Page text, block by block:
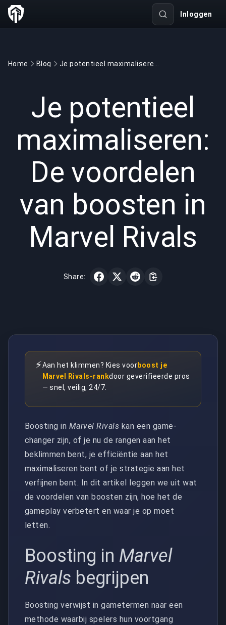
Inloggen
Home Blog
Je potentieel
maximaliseren:
De voordelen
van boosten in
Marvel Rivals
Share:
⚡Aan het klimmen? Kies voorboost je
Marvel Rivals-rankdoor geverifieerde pros
— snel, veilig, 24/7.
Boosting in Marvel Rivals kan een game-
changer zijn, of je nu de rangen aan het
beklimmen bent, je efficiëntie aan het
maximaliseren bent of je strategie aan het
verfijnen bent. In dit artikel leggen we uit wat
de voordelen van boosten zijn, hoe het de
gameplay verbetert en waar je op moet
letten.
Boosting in Marvel
Rivals begrijpen
Boosting verwijst in gametermen naar een
methode waarbij spelers hun voortgang